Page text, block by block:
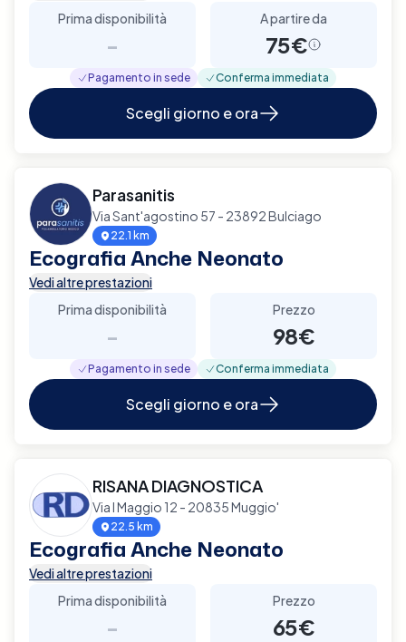
Prima disponibilità
-
A partire da
75€
Pagamento in sede Conferma immediata
Scegli giorno e ora
Parasanitis
Via Sant'agostino 57 - 23892 Bulciago
22.1 km
Ecografia Anche Neonato
Vedi altre prestazioni
Prima disponibilità
-
Prezzo
98€
Pagamento in sede Conferma immediata
Scegli giorno e ora
RISANA DIAGNOSTICA
Via I Maggio 12 - 20835 Muggio'
22.5 km
Ecografia Anche Neonato
Vedi altre prestazioni
Prima disponibilità
-
Prezzo
65€